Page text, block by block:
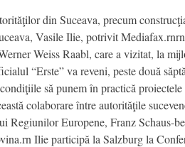
din Suceava, precum
Vasile Ilie, potrivit
Weiss Raabl, care a vizitat, la
“Erste” va reveni, peste două
să punem în practică
colaborare între autorităţile
Europene, Franz Schaus-
Ilie participă la Salzburg la